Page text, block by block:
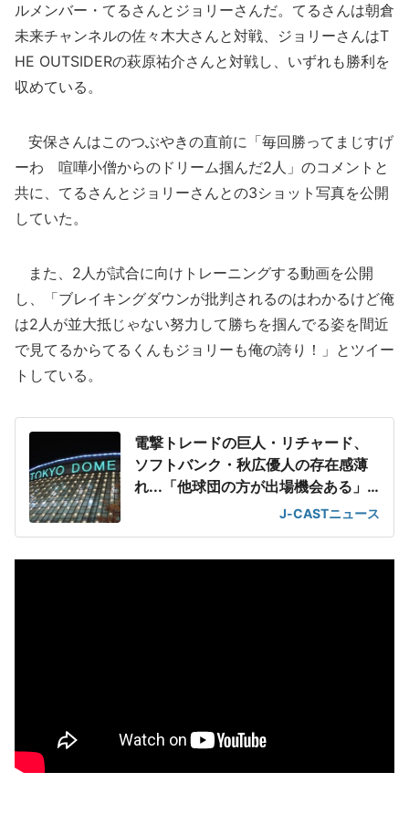
ルメンバー・てるさんとジョリーさんだ。てるさんは朝倉
未来チャンネルの佐々木大さんと対戦、ジョリーさんはT
HE OUTSIDERの萩原祐介さんと対戦し、いずれも勝利を
収めている。
安保さんはこのつぶやきの直前に「毎回勝ってまじすげ
ーわ 喧嘩小僧からのドリーム掴んだ2人」のコメントと
共に、てるさんとジョリーさんとの3ショット写真を公開
していた。
また、2人が試合に向けトレーニングする動画を公開
し、「ブレイキングダウンが批判されるのはわかるけど俺
は2人が並大抵じゃない努力して勝ちを掴んでる姿を間近
で見てるからてるくんもジョリーも俺の誇り！」とツイー
トしている。
電撃トレードの巨人・リチャード、
ソフトバンク・秋広優人の存在感薄
れ...「他球団の方が出場機会ある」
J-CASTニュース